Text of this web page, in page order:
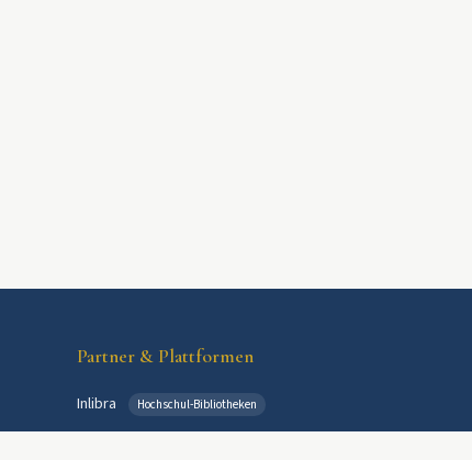
Partner & Plattformen
Inlibra Hochschul-Bibliotheken